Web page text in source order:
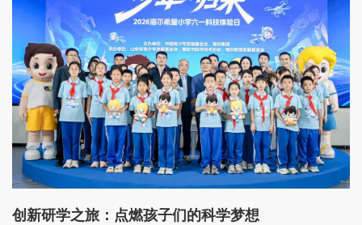
创新研学之旅： 点燃孩子们的科学梦想